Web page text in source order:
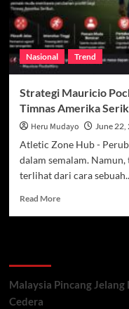
Nasional Trend
Strategi Mauricio
Timnas Amerika
Heru Mudayo June 22,
Atletic Zone Hub -
dalam semalam.
terlihat dari cara
Read MoreRead
Mengubah
Malaysia Pincang
Cedera